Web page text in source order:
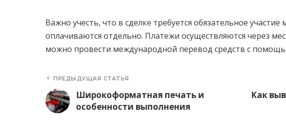
Важно учесть, что в сделке требуется обязательное участие
оплачиваются отдельно. Платежи осуществляются через
можно провести международной перевод средств с
ПРЕДЫДУЩАЯ СТАТЬЯ
Широкоформатная печать и
особенности выполнения
Как